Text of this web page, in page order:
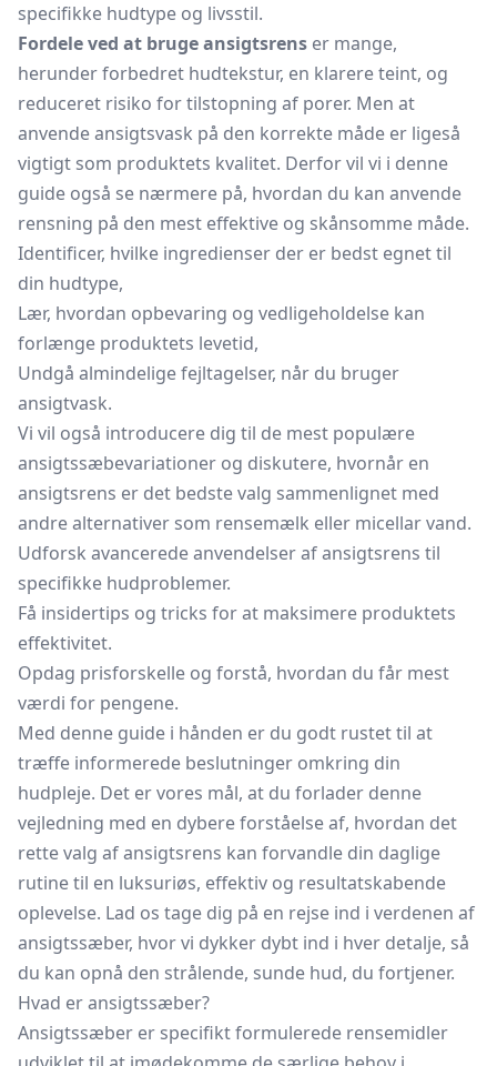
specifikke hudtype og livsstil.
Fordele ved at bruge ansigtsrens er mange,
herunder forbedret hudtekstur, en klarere teint, og
reduceret risiko for tilstopning af porer. Men at
anvende ansigtsvask på den korrekte måde er ligeså
vigtigt som produktets kvalitet. Derfor vil vi i denne
guide også se nærmere på, hvordan du kan anvende
rensning på den mest effektive og skånsomme måde.
Identificer, hvilke ingredienser der er bedst egnet til
din hudtype,
Lær, hvordan opbevaring og vedligeholdelse kan
forlænge produktets levetid,
Undgå almindelige fejltagelser, når du bruger
ansigtvask.
Vi vil også introducere dig til de mest populære
ansigtssæbevariationer og diskutere, hvornår en
ansigtsrens er det bedste valg sammenlignet med
andre alternativer som rensemælk eller micellar vand.
Udforsk avancerede anvendelser af ansigtsrens til
specifikke hudproblemer.
Få insidertips og tricks for at maksimere produktets
effektivitet.
Opdag prisforskelle og forstå, hvordan du får mest
værdi for pengene.
Med denne guide i hånden er du godt rustet til at
træffe informerede beslutninger omkring din
hudpleje. Det er vores mål, at du forlader denne
vejledning med en dybere forståelse af, hvordan det
rette valg af ansigtsrens kan forvandle din daglige
rutine til en luksuriøs, effektiv og resultatskabende
oplevelse. Lad os tage dig på en rejse ind i verdenen af
ansigtssæber, hvor vi dykker dybt ind i hver detalje, så
du kan opnå den strålende, sunde hud, du fortjener.
Hvad er ansigtssæber?
Ansigtssæber er specifikt formulerede rensemidler